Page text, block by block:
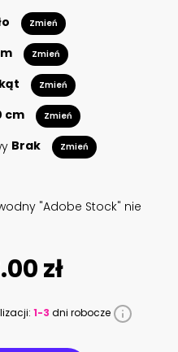
Zmień
Zmień
Zmień
cm Zmień
Brak Zmień
"Adobe Stock" nie
zł
1-3 dni robocze